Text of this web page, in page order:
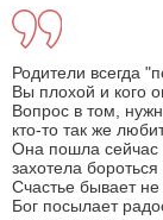
Родители всегда
Вы плохой и кого
Вопрос в том,
кто-то так же
Она пошла сейчас
захотела
Счастье бывает
Бог посылает